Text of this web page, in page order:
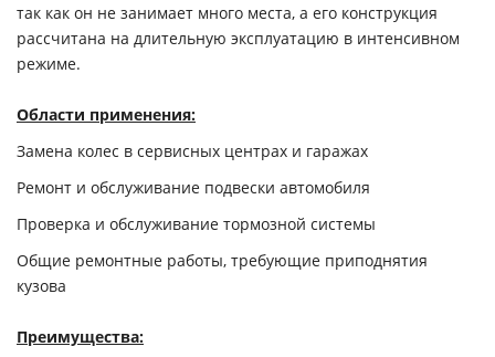
так как он не занимает много места, а его конструкция
рассчитана на длительную эксплуатацию в интенсивном
режиме.
Области применения:
Замена колес в сервисных центрах и гаражах
Ремонт и обслуживание подвески автомобиля
Проверка и обслуживание тормозной системы
Общие ремонтные работы, требующие приподнятия
кузова
Преимущества: